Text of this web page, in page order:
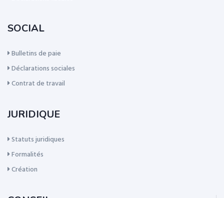
SOCIAL
Bulletins de paie
Déclarations sociales
Contrat de travail
JURIDIQUE
Statuts juridiques
Formalités
Création